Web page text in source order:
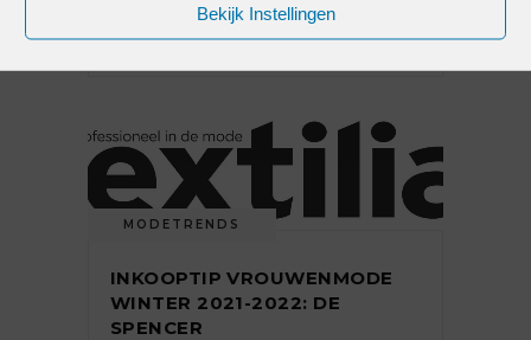
Bekijk Instellingen
MODETRENDS
INKOOPTIP VROUWENMODE
WINTER 2021-2022: DE
SPENCER